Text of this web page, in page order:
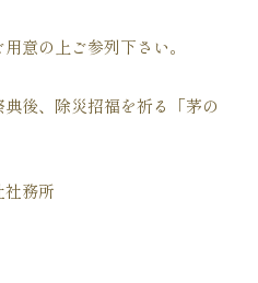
意の上ご参列下さい。
後、除災招福を祈る「茅の
社務所